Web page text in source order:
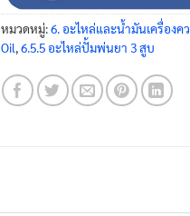
หมวดหมู่:6. อะไหล่และน้ำมันเครื่องค
Oil,6.5.5 อะไหล่ปั้มพ่นยา 3 สูบ